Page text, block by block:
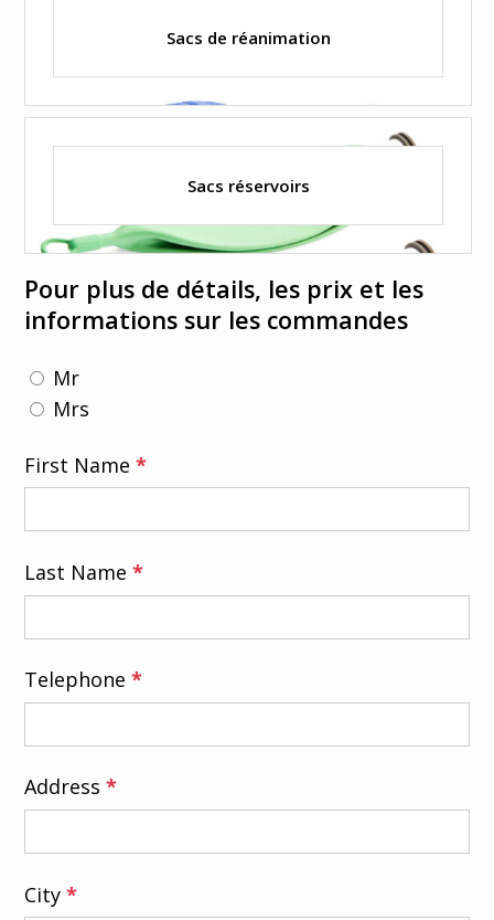
Sacs de réanimation
Sacs réservoirs
Pour plus de détails, les prix et les
informations sur les commandes
Mr
Mrs
First Name*
Last Name*
Telephone*
Address*
City*